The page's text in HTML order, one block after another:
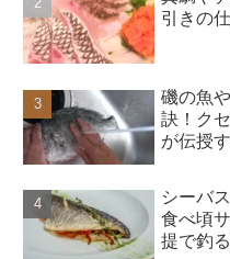
引きの
磯の魚
訣！ク
が伝授
シーバ
食べ頃
提で釣